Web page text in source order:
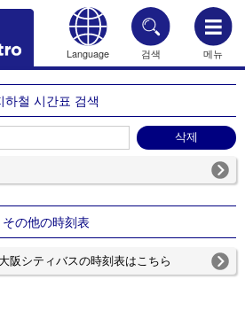
Language 검색 메뉴
하철 시간표 검색
その他の時刻表
阪シティバスの時刻表はこちら